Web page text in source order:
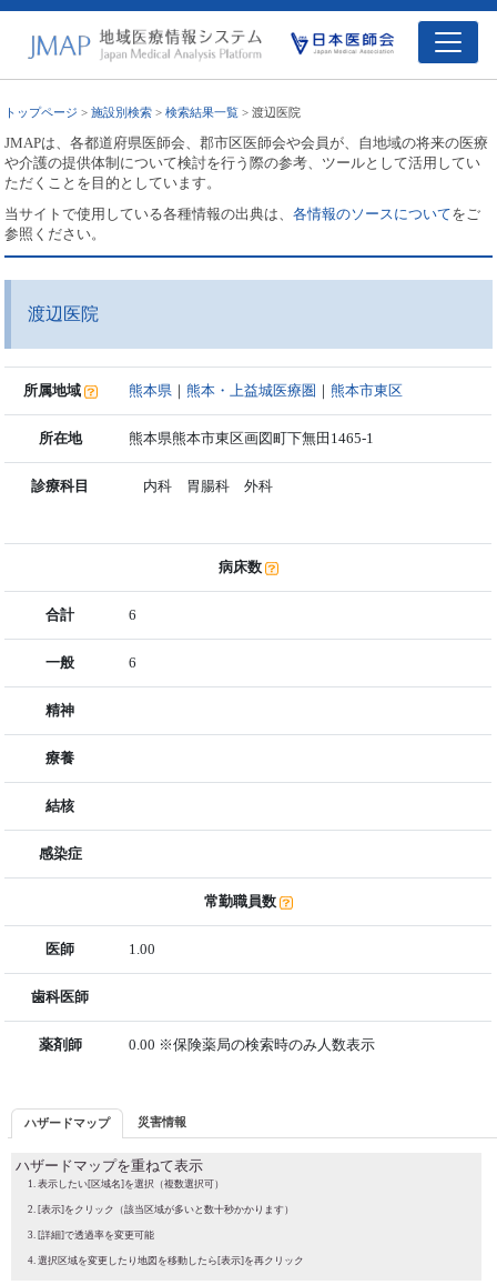
トップページ >施設別検索 >検索結果一覧 > 渡辺医院
JMAPは、各都道府県医師会、郡市区医師会や会員が、自地域の将来の医療
や介護の提供体制について検討を行う際の参考、ツールとして活用してい
ただくことを目的としています。
当サイトで使用している各種情報の出典は、各情報のソースについてをご
参照ください。
渡辺医院
所属地域 熊本県 ｜熊本・上益城医療圏 ｜熊本市東区
所在地 熊本県熊本市東区画図町下無田1465-1
診療科目 内科 胃腸科 外科
病床数
合計 6
一般 6
精神
療養
結核
感染症
常勤職員数
医師 1.00
歯科医師
薬剤師 0.00 ※保険薬局の検索時のみ人数表示
ハザードマップ 災害情報
ハザードマップを重ねて表示
表示したい[区域名]を選択（複数選択可）
[表示]をクリック（該当区域が多いと数十秒かかります）
[詳細]で透過率を変更可能
選択区域を変更したり地図を移動したら[表示]を再クリック